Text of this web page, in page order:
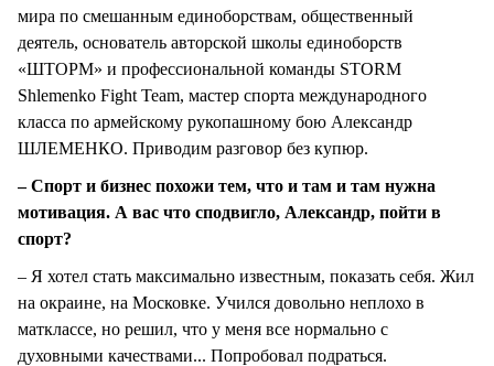
мира по смешанным единоборствам, общественный
деятель, основатель авторской школы единоборств
«ШТОРМ» и профессиональной команды STORM
Shlemenko Fight Team, мастер спорта международного
класса по армейскому рукопашному бою Александр
ШЛЕМЕНКО. Приводим разговор без купюр.
– Спорт и бизнес похожи тем, что и там и там нужна
мотивация. А вас что сподвигло, Александр, пойти в
спорт?
– Я хотел стать максимально известным, показать себя. Жил
на окраине, на Московке. Учился довольно неплохо в
матклассе, но решил, что у меня все нормально с
духовными качествами... Попробовал подраться.